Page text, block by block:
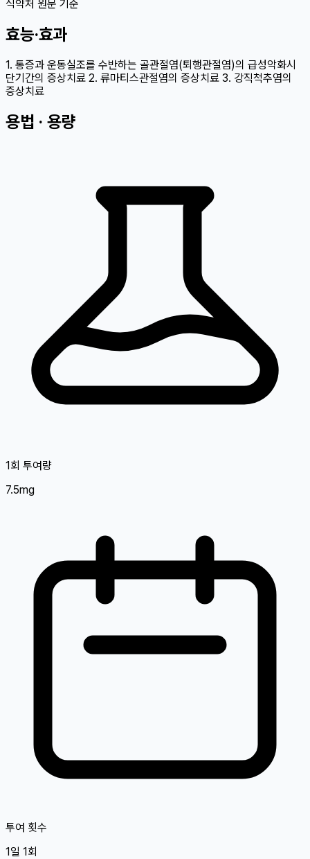
식약처 원문 기준
효능·효과
1. 통증과 운동실조를 수반하는 골관절염(퇴행관절염)의 급성악화시
단기간의 증상치료 2. 류마티스관절염의 증상치료 3. 강직척추염의
증상치료
용법 · 용량
1회 투여량
7.5mg
투여 횟수
1일 1회